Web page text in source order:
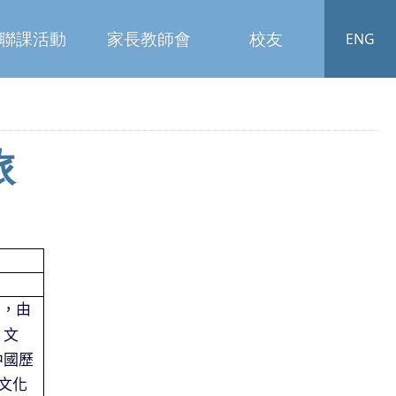
ENG
課活動 家長教師會 校友
，由
歷
化